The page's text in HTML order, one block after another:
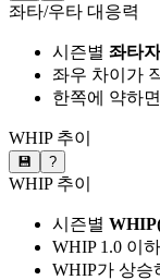
좌타/우타 대응력
시즌별 좌타
좌우 차이가
한쪽에 약하
WHIP 추이
💾 ?
WHIP 추이
시즌별
WHIP 1.0 이
WHIP가 상승